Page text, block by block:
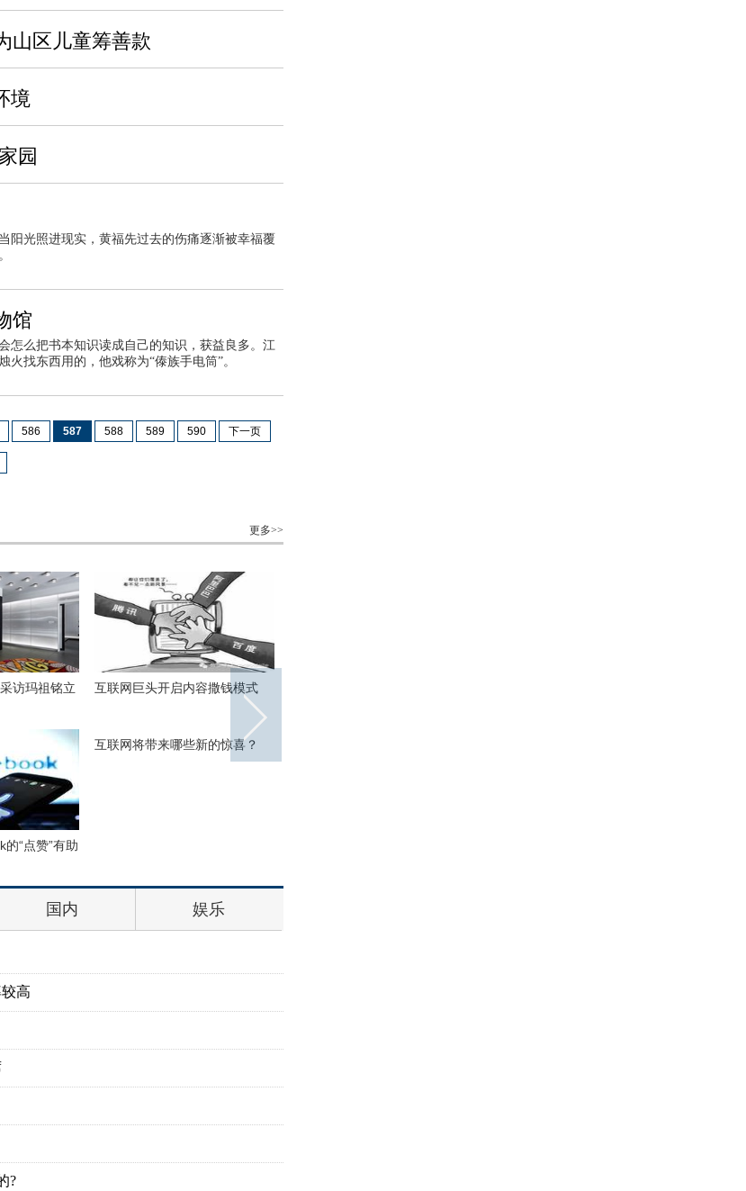
山区儿童筹善款
境
园
阳光照进现实，黄福先过去的伤痛逐渐被幸福覆
馆
怎么把书本知识读成自己的知识，获益良多。江
找东西用的，他戏称为“傣族手电筒”。
586 587 588 589 590 下一页